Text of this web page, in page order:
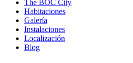
The BOC City
Habitaciones
Galería
Instalaciones
Localización
Blog